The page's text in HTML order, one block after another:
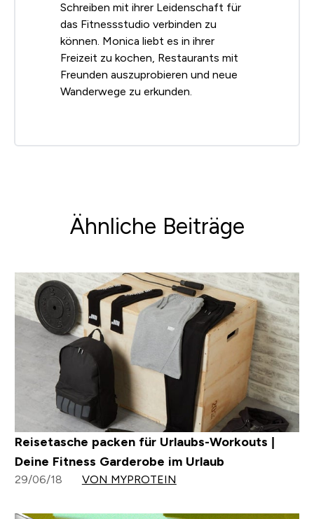
Schreiben mit ihrer Leidenschaft für
das Fitnessstudio verbinden zu
können. Monica liebt es in ihrer
Freizeit zu kochen, Restaurants mit
Freunden auszuprobieren und neue
Wanderwege zu erkunden.
Ähnliche Beiträge
Reisetasche packen für Urlaubs-Workouts |
Deine Fitness Garderobe im Urlaub
29/06/18 VON MYPROTEIN